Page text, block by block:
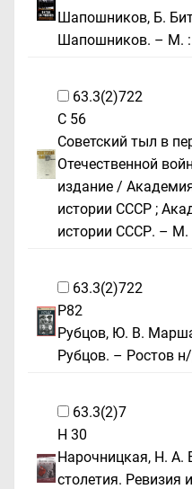
Шапошников, Б.
Шапошников. – М. :
63.3(2)722
С 56
Советский тыл в
Отечественной
издание /
истории СССР ;
истории СССР. – М.
63.3(2)722
Р82
Рубцов, Ю. В.
Рубцов. – Ростов
63.3(2)7
Н 30
Нарочницкая, Н. А.
столетия. Ревизия